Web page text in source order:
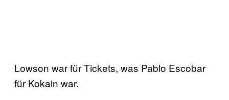
Lowson war für Tickets, was Pablo Escobar
für Kokain war.